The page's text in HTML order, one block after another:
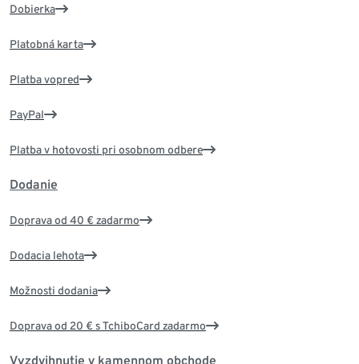
Dobierka
Platobná karta
Platba vopred
PayPal
Platba v hotovosti pri osobnom odbere
Dodanie
Doprava od 40 € zadarmo
Dodacia lehota
Možnosti dodania
Doprava od 20 € s TchiboCard zadarmo
Vyzdvihnutie v kamennom obchode